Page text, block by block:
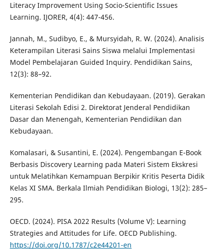
Literacy Improvement Using Socio-Scientific Issues
Learning. IJORER, 4(4): 447-456.
Jannah, M., Sudibyo, E., & Mursyidah, R. W. (2024). Analisis
Keterampilan Literasi Sains Siswa melalui Implementasi
Model Pembelajaran Guided Inquiry. Pendidikan Sains,
12(3): 88–92.
Kementerian Pendidikan dan Kebudayaan. (2019). Gerakan
Literasi Sekolah Edisi 2. Direktorat Jenderal Pendidikan
Dasar dan Menengah, Kementerian Pendidikan dan
Kebudayaan.
Komalasari, & Susantini, E. (2024). Pengembangan E-Book
Berbasis Discovery Learning pada Materi Sistem Ekskresi
untuk Melatihkan Kemampuan Berpikir Kritis Peserta Didik
Kelas XI SMA. Berkala Ilmiah Pendidikan Biologi, 13(2): 285–
295.
OECD. (2024). PISA 2022 Results (Volume V): Learning
Strategies and Attitudes for Life. OECD Publishing.
https://doi.org/10.1787/c2e44201-en